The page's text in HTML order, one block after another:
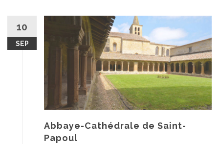
10
SEP
Abbaye-Cathédrale de Saint-
Papoul